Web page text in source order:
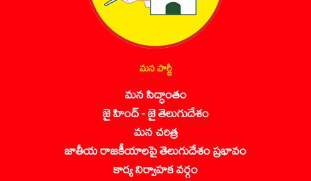
మన పార్టీ
మన సిద్ధాంతం
జై హింద్ - జై తెలుగుదేశం
మన చరిత్ర
జాతీయ రాజకీయాలపై తెలుగుదేశం ప్రభావం
కార్య నిర్వాహక వర్గం